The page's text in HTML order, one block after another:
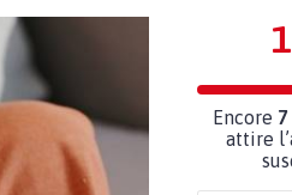
Encore
attire